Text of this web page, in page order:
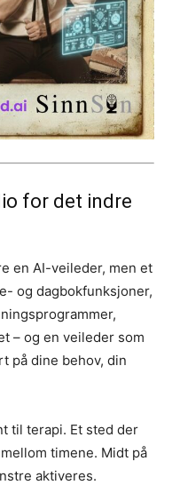
for det indre
en AI-veileder, men et
og dagbokfunksjoner,
– og en veileder som
på dine behov, din
til terapi. Et sted der
timene. Midt på
aktiveres.